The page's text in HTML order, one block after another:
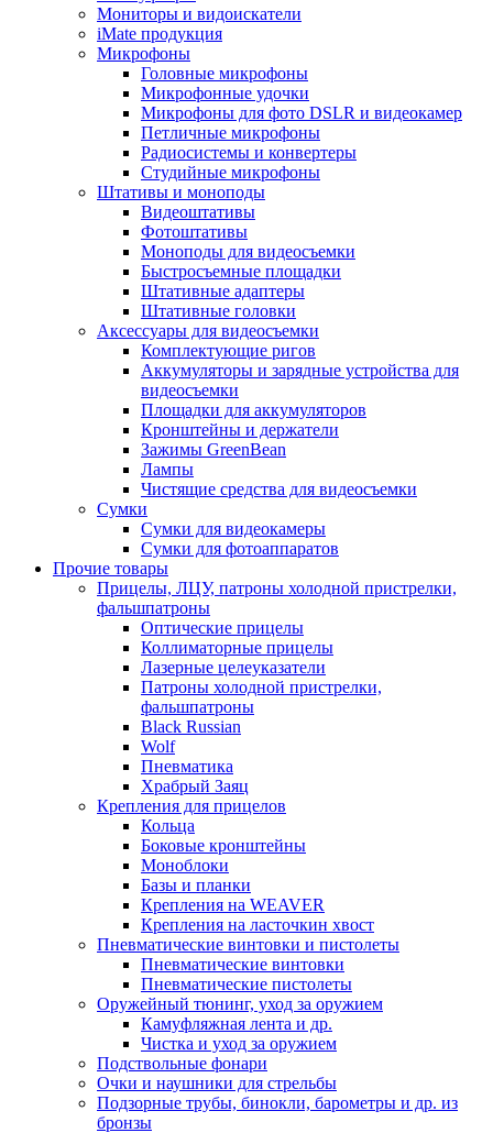
Мониторы и видоискатели
iMate продукция
Микрофоны
Головные микрофоны
Микрофонные удочки
Микрофоны для фото DSLR и видеокамер
Петличные микрофоны
Радиосистемы и конвертеры
Студийные микрофоны
Штативы и моноподы
Видеоштативы
Фотоштативы
Моноподы для видеосъемки
Быстросъемные площадки
Штативные адаптеры
Штативные головки
Аксессуары для видеосъемки
Комплектующие ригов
Аккумуляторы и зарядные устройства для
видеосъемки
Площадки для аккумуляторов
Кронштейны и держатели
Зажимы GreenBean
Лампы
Чистящие средства для видеосъемки
Сумки
Сумки для видеокамеры
Сумки для фотоаппаратов
Прочие товары
Прицелы, ЛЦУ, патроны холодной пристрелки,
фальшпатроны
Оптические прицелы
Коллиматорные прицелы
Лазерные целеуказатели
Патроны холодной пристрелки,
фальшпатроны
Black Russian
Wolf
Пневматика
Храбрый Заяц
Крепления для прицелов
Кольца
Боковые кронштейны
Моноблоки
Базы и планки
Крепления на WEAVER
Крепления на ласточкин хвост
Пневматические винтовки и пистолеты
Пневматические винтовки
Пневматические пистолеты
Оружейный тюнинг, уход за оружием
Камуфляжная лента и др.
Чистка и уход за оружием
Подствольные фонари
Очки и наушники для стрельбы
Подзорные трубы, бинокли, барометры и др. из
бронзы